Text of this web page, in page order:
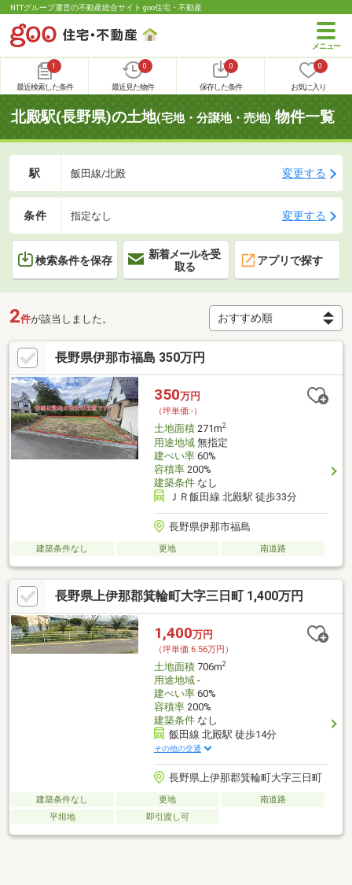
NTTグループ運営の不動産総合サイト goo住宅・不動産
1
最近検索した条件
0
最近見た物件
0
保存した条件
0
お気に入り
北殿駅(長野県)の土地(宅地・分譲地・売地) 物件一覧
駅 飯田線/北殿 変更する
条件 指定なし 変更する
検索条件を保存
新着メールを受
取る
アプリで探す
2件が該当しました。
長野県伊那市福島 350万円
350万円
（坪単価:-）
土地面積271m2
用途地域無指定
建ぺい率60%
容積率200%
建築条件なし
ＪＲ飯田線 北殿駅 徒歩33分
長野県伊那市福島
建築条件なし 更地 南道路
長野県上伊那郡箕輪町大字三日町 1,400万円
1,400万円
（坪単価:6.56万円）
土地面積706m2
用途地域-
建ぺい率60%
容積率200%
建築条件なし
飯田線 北殿駅 徒歩14分
その他の交通
長野県上伊那郡箕輪町大字三日町
建築条件なし 更地
南道路
平坦地
即引渡し可